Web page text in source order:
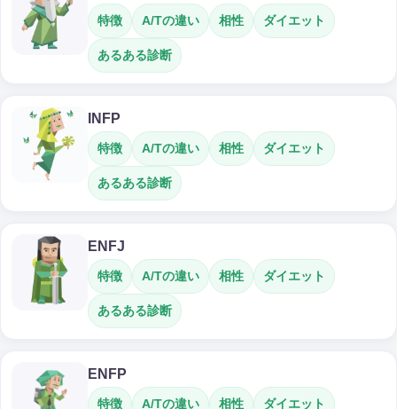
特徴 A/Tの違い 相性 ダイエット
あるある診断
INFP
特徴 A/Tの違い 相性 ダイエット
あるある診断
ENFJ
特徴 A/Tの違い 相性 ダイエット
あるある診断
ENFP
特徴 A/Tの違い 相性 ダイエット